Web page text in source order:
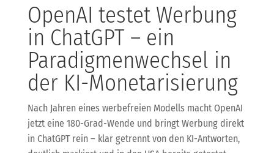
OpenAI testet Werbung
in ChatGPT – ein
Paradigmenwechsel in
der KI-Monetarisierung
Nach Jahren eines werbefreien Modells macht OpenAI
jetzt eine 180-Grad-Wende und bringt Werbung direkt
in ChatGPT rein – klar getrennt von den KI-Antworten,